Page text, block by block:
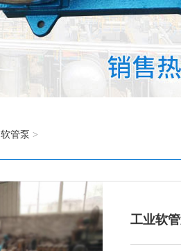
软管泵 >
工业软